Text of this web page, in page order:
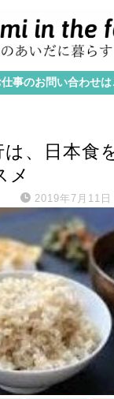
事のお問い合わせ
、日本食
メ
2019年7月11日